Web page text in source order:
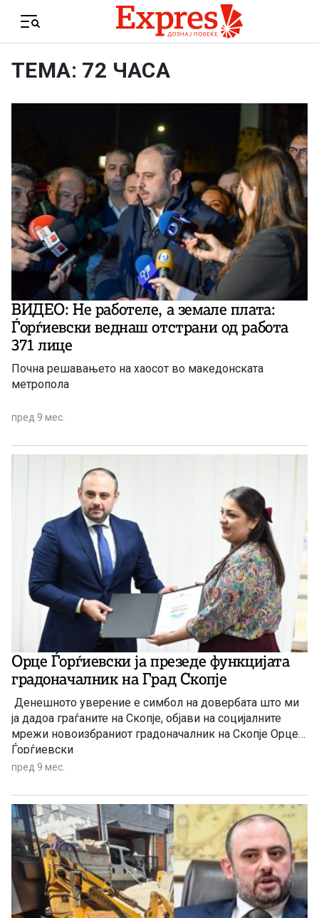
Menu
ТЕМА: 72 ЧАСА
ВИДЕО: Не работеле, а земале плата:
Ѓорѓиевски веднаш отстрани од работа
371 лице
Почна решавањето на хаосот во македонската
метропола
пред 9 мес.
Орце Ѓорѓиевски ја презеде функцијата
градоначалник на Град Скопје
Денешното уверение е симбол на довербата што ми
ја дадоа граѓаните на Скопје, објави на социјалните
мрежи новоизбраниот градоначалник на Скопје Орце
Ѓорѓиевски
пред 9 мес.